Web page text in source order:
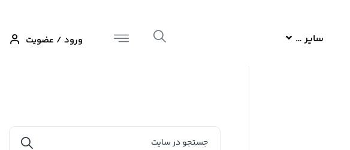
سایر … ورود / عضویت